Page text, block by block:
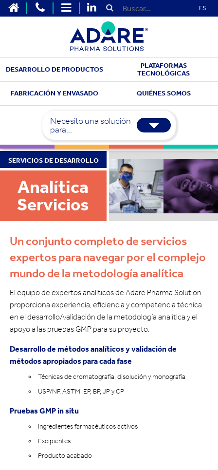
ES
DESARROLLO DE PRODUCTOS
PLATAFORMAS
TECNOLÓGICAS
FABRICACIÓN Y ENVASADO QUIÉNES SOMOS
Necesito una solución
para...
SERVICIOS DE DESARROLLO
Analítica
Servicios
Un conjunto completo de servicios
expertos para navegar por el complejo
mundo de la metodología analítica
El equipo de expertos analíticos de Adare Pharma Solution
proporciona experiencia, eficiencia y competencia técnica
en el desarrollo/validación de la metodología analítica y el
apoyo a las pruebas GMP para su proyecto.
Desarrollo de métodos analíticos y validación de
métodos apropiados para cada fase
Técnicas de cromatografía, disolución y monografía
USP/NF, ASTM, EP, BP, JP y CP
Pruebas GMP in situ
Ingredientes farmacéuticos activos
Excipientes
Producto acabado